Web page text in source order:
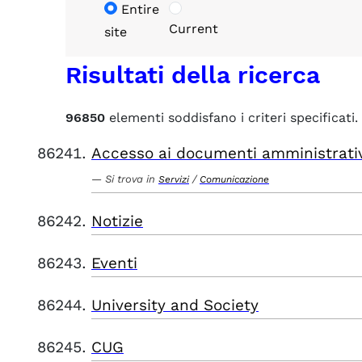
Entire
site
Current
Risultati della ricerca
96850 elementi soddisfano i criteri specificati.
Accesso ai documenti
Si trova in Servizi / Comunicazione
Notizie
Eventi
University and Society
CUG